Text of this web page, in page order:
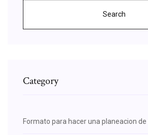
Search
Category
Formato para hacer una planeacion